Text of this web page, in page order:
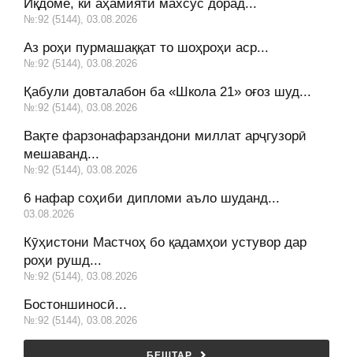
Иқдоме, ки аҳамияти махсус дорад...
№:92 (5144), 03.08.2026
Аз роҳи пурмашаққат то шоҳроҳи аср...
№:92 (5144), 03.08.2026
Қабули довталабон ба «Школа 21» оғоз шуд...
№:92 (5144), 03.08.2026
Вақте фарзонафарзандони миллат арҷгузорӣ
мешаванд...
№:92 (5144), 03.08.2026
6 нафар соҳиби дипломи аъло шуданд...
03.08.2026
Кӯҳистони Мастчоҳ бо қадамҳои устувор дар
роҳи рушд...
№:92 (5144), 03.08.2026
Бостоншиносӣ...
№:92 (5144), 03.08.2026